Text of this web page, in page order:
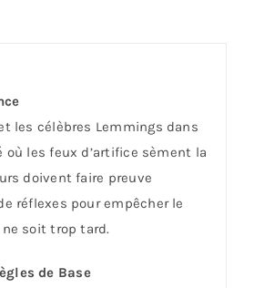
les célèbres Lemmings dans
où les feux d’artifice sèment la
doivent faire preuve
réflexes pour empêcher le
ne soit trop tard.
de Base